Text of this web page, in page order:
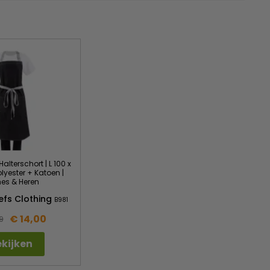
| L 100 x
+ Katoen |
& Heren
Clothing B981
€ 14,00